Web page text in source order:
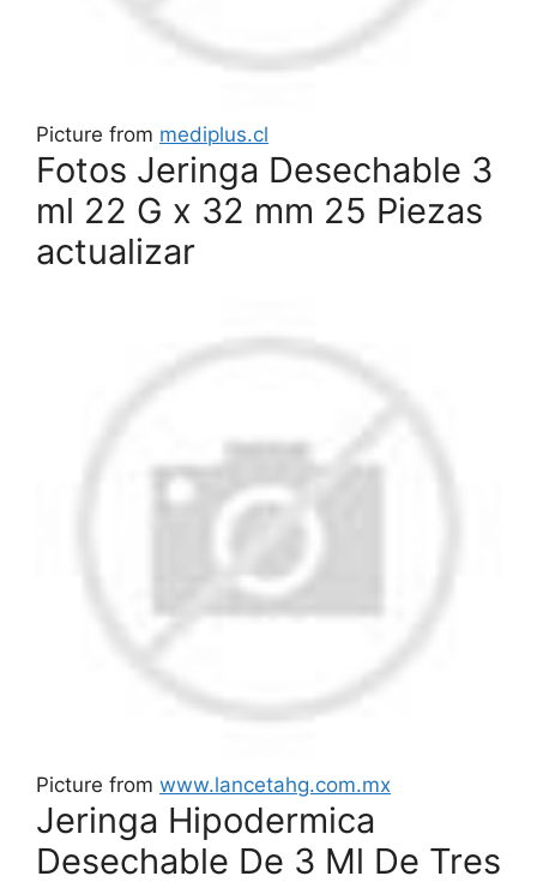
Picture from mediplus.cl
Fotos Jeringa Desechable 3
ml 22 G x 32 mm 25 Piezas
actualizar
Picture from www.lancetahg.com.mx
Jeringa Hipodermica
Desechable De 3 Ml De Tres